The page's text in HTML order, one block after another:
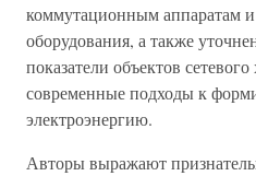
коммутационным аппаратам
оборудования, а также
показатели объектов
современные подходы к
электроэнергию.
Авторы выражают